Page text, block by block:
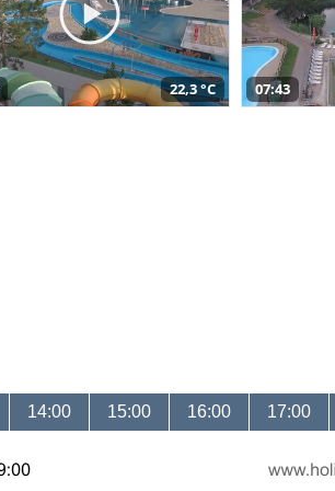
22,3 °C 07:43
14:00 15:00 16:00 17:00